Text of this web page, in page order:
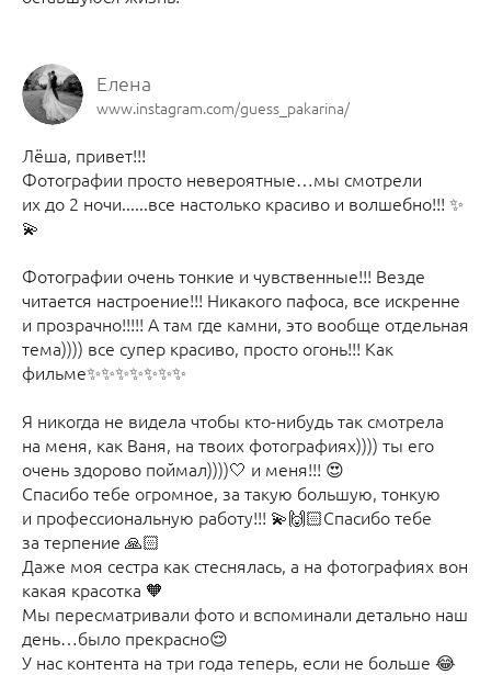
Елена
www.instagram.com/guess_pakarina/
Лёша, привет!!!
Фотографии просто невероятные…мы смотрели
их до 2 ночи......все настолько красиво и волшебно!!! ✨
💫
Фотографии очень тонкие и чувственные!!! Везде
читается настроение!!! Никакого пафоса, все искренне
и прозрачно!!!!! А там где камни, это вообще отдельная
тема)))) все супер красиво, просто огонь!!! Как
фильме✨✨✨✨✨✨✨
Я никогда не видела чтобы кто-нибудь так смотрела
на меня, как Ваня, на твоих фотографиях)))) ты его
очень здорово поймал))))🤍 и меня!!! 😍
Спасибо тебе огромное, за такую большую, тонкую
и профессиональную работу!!! 💫🙌🏻Спасибо тебе
за терпение 🙏🏻
Даже моя сестра как стеснялась, а на фотографиях вон
какая красотка 🧡
Мы пересматривали фото и вспоминали детально наш
день…было прекрасно😌
У нас контента на три года теперь, если не больше 😂